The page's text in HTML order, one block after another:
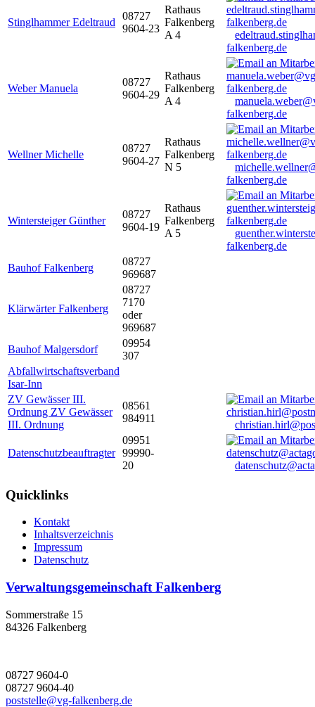
Stinglhammer Edeltraud
08727
9604-23
Rathaus
Falkenberg
A 4
falkenberg.de
Weber Manuela
08727
9604-29
Rathaus
Falkenberg
A 4
falkenberg.de
Wellner Michelle
08727
9604-27
Rathaus
Falkenberg
N 5
falkenberg.de
Wintersteiger Günther
08727
9604-19
Rathaus
Falkenberg
A 5
falkenberg.de
Bauhof Falkenberg
08727
969687
Klärwärter Falkenberg
08727
7170
oder
969687
Bauhof Malgersdorf
09954
307
Abfallwirtschaftsverband
Isar-Inn
ZV Gewässer III.
Ordnung ZV Gewässer
III. Ordnung
08561
984911
Datenschutzbeauftragter
09951
99990-
20
Quicklinks
Kontakt
Inhaltsverzeichnis
Impressum
Datenschutz
Verwaltungsgemeinschaft Falkenberg
Sommerstraße 15
84326 Falkenberg
08727 9604-0
08727 9604-40
poststelle@vg-falkenberg.de